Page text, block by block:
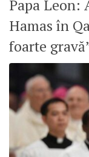
Papa Leon:
Hamas în
foarte